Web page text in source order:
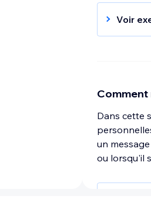
Voir
Nous
sur les
de
Dans cette
un
ou lorsqu'il